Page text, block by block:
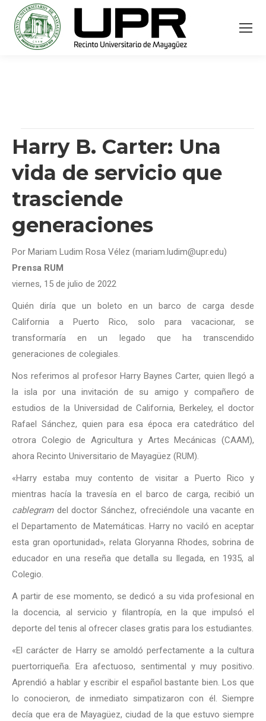
Harry B. Carter: Una
vida de servicio que
trasciende
generaciones
Por Mariam Ludim Rosa Vélez (mariam.ludim@upr.edu)
Prensa RUM
viernes, 15 de julio de 2022
Quién diría que un boleto en un barco de carga desde
California a Puerto Rico, solo para vacacionar, se
transformaría en un legado que ha transcendido
generaciones de colegiales.
Nos referimos al profesor Harry Baynes Carter, quien llegó a
la isla por una invitación de su amigo y compañero de
estudios de la Universidad de California, Berkeley, el doctor
Rafael Sánchez, quien para esa época era catedrático del
otrora Colegio de Agricultura y Artes Mecánicas (CAAM),
ahora Recinto Universitario de Mayagüez (RUM).
«Harry estaba muy contento de visitar a Puerto Rico y
mientras hacía la travesía en el barco de carga, recibió un
cablegramdel doctor Sánchez, ofreciéndole una vacante en
el Departamento de Matemáticas. Harry no vaciló en aceptar
esta gran oportunidad», relata Gloryanna Rhodes, sobrina de
educador en una reseña que detalla su llegada, en 1935, al
Colegio.
A partir de ese momento, se dedicó a su vida profesional en
la docencia, al servicio y filantropía, en la que impulsó el
deporte del tenis al ofrecer clases gratis para los estudiantes.
«El carácter de Harry se amoldó perfectamente a la cultura
puertorriqueña. Era afectuoso, sentimental y muy positivo.
Aprendió a hablar y escribir el español bastante bien. Los que
lo conocieron, de inmediato simpatizaron con él. Siempre
decía que era de Mayagüez, ciudad de la que estuvo siempre